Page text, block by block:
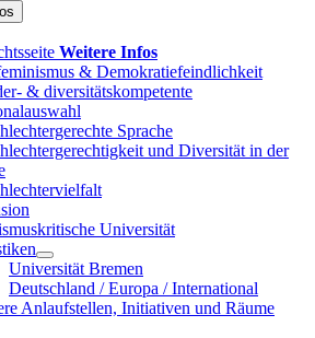
Weitere Infos
& Demokratiefeindlichkeit
& diversitätskompetente
Sprache
und Diversität in der
Universität
Universität Bremen
Deutschland / Europa / International
Anlaufstellen, Initiativen und Räume